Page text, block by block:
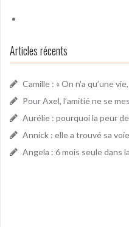
Articles récents
Camille : « On n’a qu’une
Pour Axel, l’amitié ne se
Aurélie : pourquoi la peur
Annick : elle a trouvé sa
Angela : 6 mois seule dans